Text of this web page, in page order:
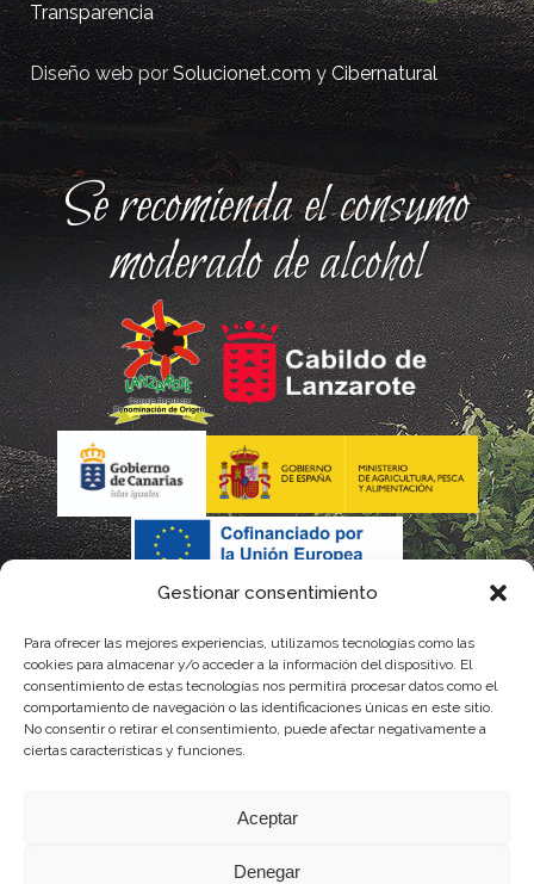
Gestionar consentimiento
Para ofrecer las mejores experiencias, utilizamos tecnologías como las
cookies para almacenar y/o acceder a la información del dispositivo. El
consentimiento de estas tecnologías nos permitirá procesar datos como el
comportamiento de navegación o las identificaciones únicas en este sitio.
No consentir o retirar el consentimiento, puede afectar negativamente a
ciertas características y funciones.
Aceptar
Denegar
Transparencia
Diseño web porSolucionet.comyCibernatural
Se recomienda el consumo
moderado de alcohol
La gestión de la DOP Lanzarote realizada por este Consejo Regulador es financiada,
con fondos provenientes del presupuesto de gastos del Instituto Canario de
Calidad Agroalimentaria